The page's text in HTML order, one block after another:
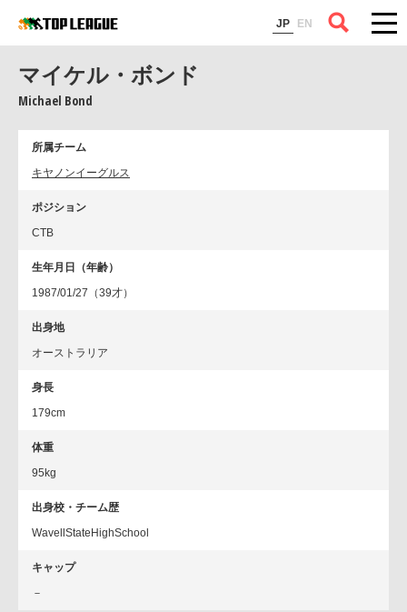
JP EN
コラム
マイケル・ボンド
Michael Bond
所属チーム
キヤノンイーグルス
ポジション
CTB
生年月日（年齢）
1987/01/27（39才）
出身地
オーストラリア
身長
179cm
体重
95kg
出身校・チーム歴
WavellStateHighSchool
キャップ
－